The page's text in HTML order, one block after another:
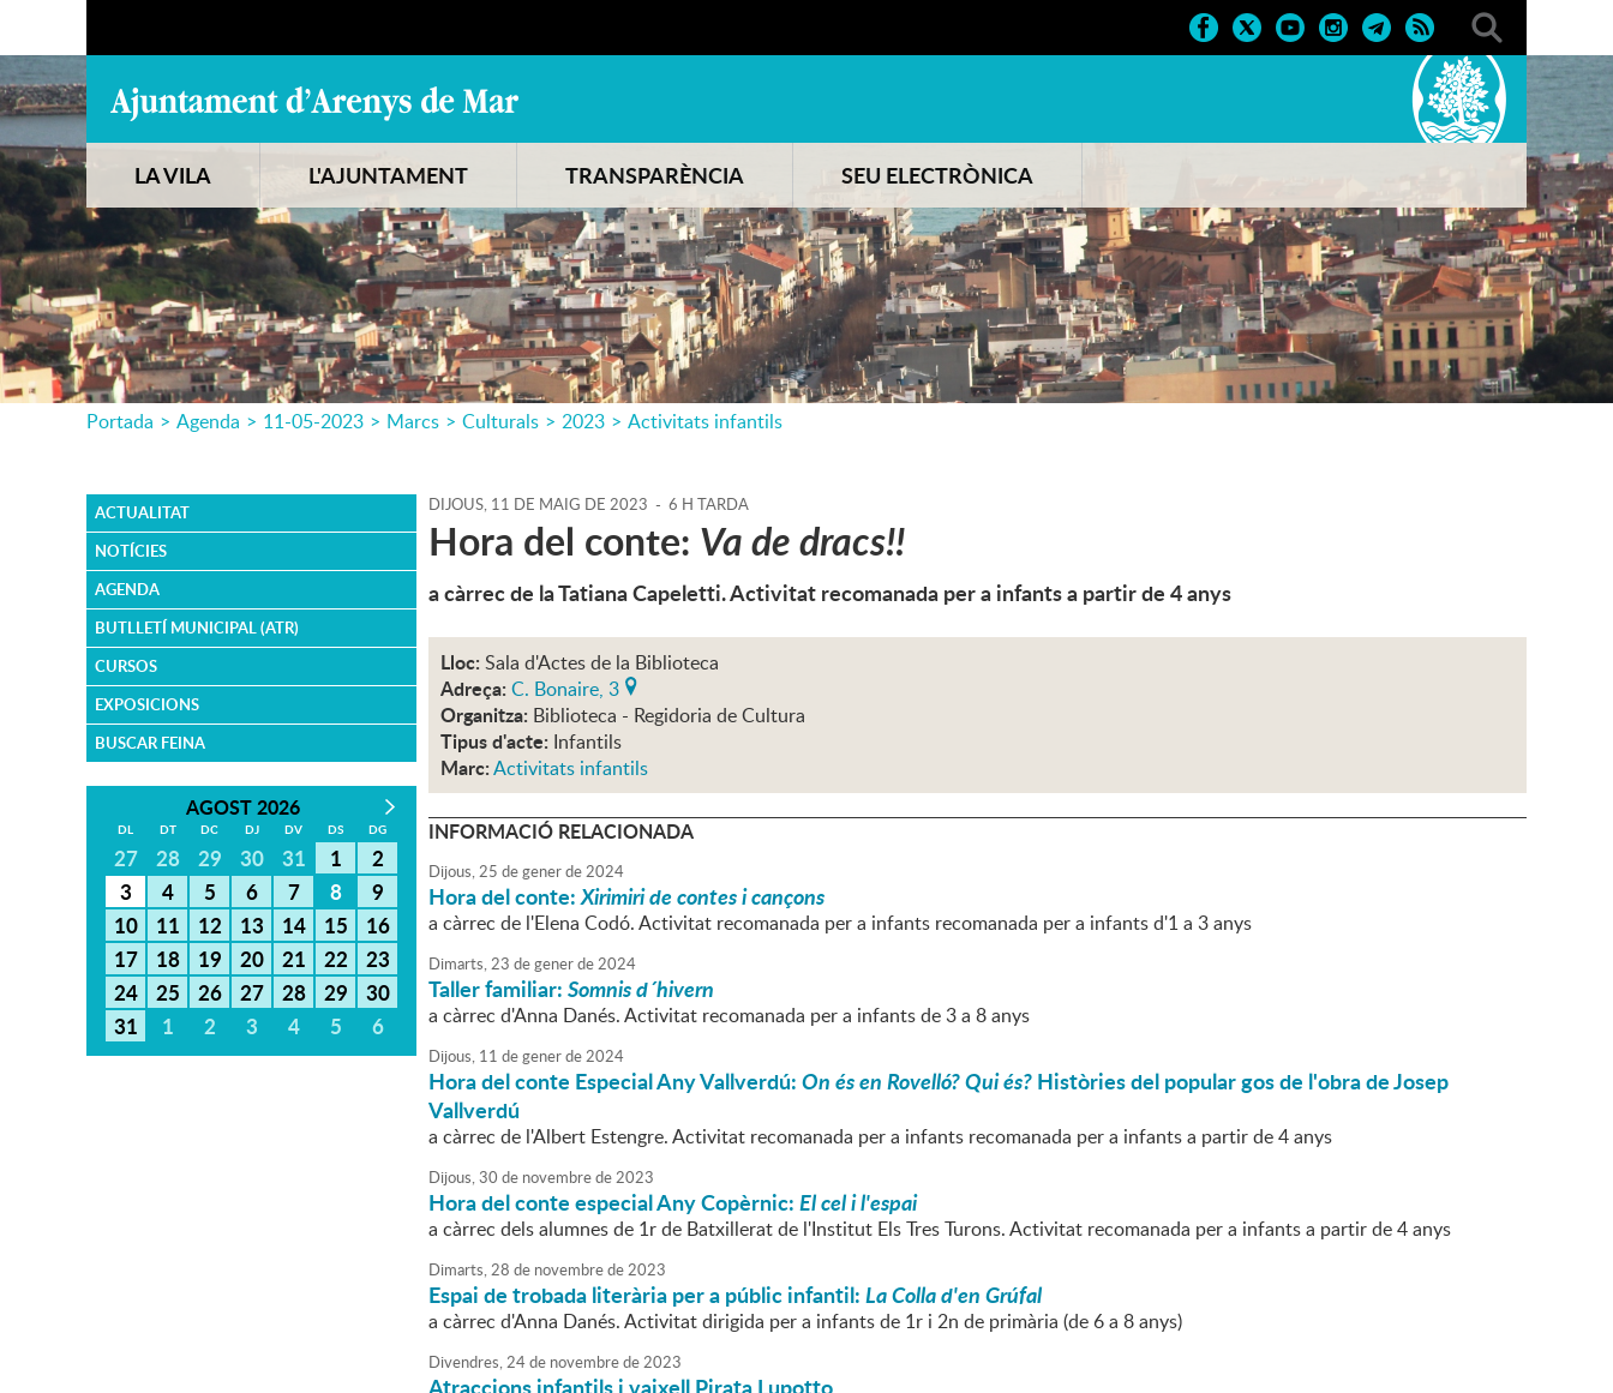
LA VILA L'AJUNTAMENT TRANSPARÈNCIA SEU ELECTRÒNICA
Portada > Agenda > 11-05-2023 > Marcs > Culturals > 2023 > Activitats infantils
ACTUALITAT
NOTÍCIES
AGENDA
BUTLLETÍ MUNICIPAL (ATR)
CURSOS
EXPOSICIONS
BUSCAR FEINA
AGOST 2026
DL DT DC DJ DV DS DG
27 28 29 30 31 1
2
3
4 5 6 7 8
9
10
11 12 13 14 15
16
17
18 19 20 21 22
23
24
25 26 27 28 29
30
31
1 2 3 4 5 6
DIJOUS, 11 DE MAIG DE 2023 - 6 H TARDA
Hora del conte: Va de dracs!!
a càrrec de la Tatiana Capeletti. Activitat recomanada per a infants a partir de 4 anys
Lloc: Sala d'Actes de la Biblioteca
Adreça: C. Bonaire, 3
Organitza: Biblioteca - Regidoria de Cultura
Tipus d'acte: Infantils
Marc:Activitats infantils
INFORMACIÓ RELACIONADA
Dijous,25 degenerde2024
Hora del conte:Xirimiri de contes i cançons
a càrrec de l'Elena Codó. Activitat recomanada per a infants recomanada per a infants d'1 a 3 anys
Dimarts,23 degenerde2024
Taller familiar:Somnis d´hivern
a càrrec d'Anna Danés. Activitat recomanada per a infants de 3 a 8 anys
Dijous, 11 degenerde2024
Hora del conte Especial Any Vallverdú:On és en Rovelló? Qui és?Històries del popular gos de l'obra de Josep
Vallverdú
a càrrec de l'Albert Estengre. Activitat recomanada per a infants recomanada per a infants a partir de 4 anys
Dijous,30 de novembrede2023
Hora del conte especial Any Copèrnic:El cel i l'espai
a càrrec dels alumnes de 1r de Batxillerat de l'Institut Els Tres Turons. Activitat recomanada per a infants a partir de 4 anys
Dimarts,28 de novembrede2023
Espai de trobada literària per a públic infantil:La Colla d'en Grúfal
a càrrec d'Anna Danés. Activitat dirigida per a infants de 1r i 2n de primària (de 6 a 8 anys)
Divendres,24de novembrede2023